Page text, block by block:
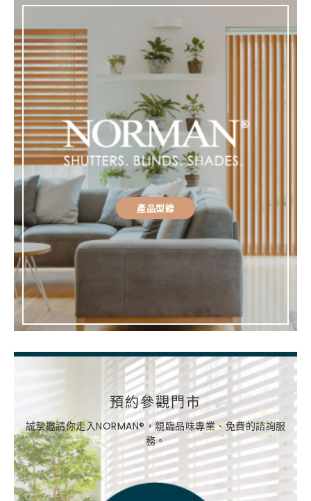
產品型錄
預約參觀門市
誠摯邀請你走入NORMAN®，親臨品味專業、免費的諮詢服
務。